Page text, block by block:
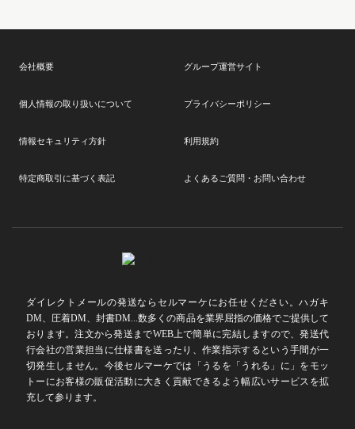
会社概要 グループ運営サイト
個人情報の取り扱いについて プライバシーポリシー
情報セキュリティ方針 利用規約
特定商取引に基づく表記 よくあるご質問・お問い合わせ
ダイレクトメールの発送ならセルマーケにお任せください。ハガキ
DM、圧着DM、封書DM...数多くの商品を業界屈指の価格でご提供して
おります。注文から発送までWEB上で簡単に完結しますので、発送代
行会社の営業担当に仕様書を送ったり、作業指示するという手間が一
切発生しません。今後セルマーケでは「うるを「うれる」に」をモッ
トーにお客様の販促活動に大きく貢献できるよう幅広いサービスを拡
充して参ります。